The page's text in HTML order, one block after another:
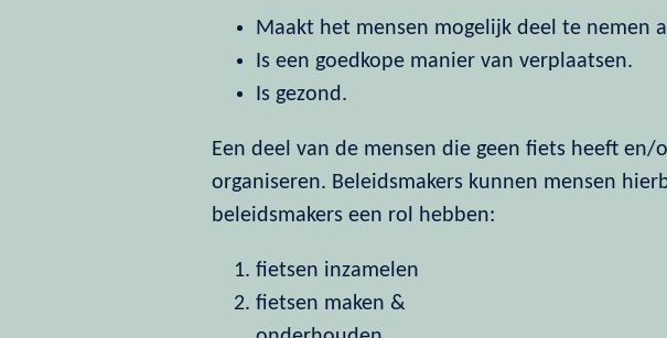
Maakt het mensen mogelijk deel te nemen
Is een goedkope manier van verplaatsen.
Is gezond.
Een deel van de mensen die geen fiets heeft
organiseren. Beleidsmakers kunnen mensen
beleidsmakers een rol hebben:
fietsen inzamelen
fietsen maken &